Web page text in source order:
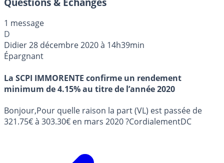
1 message
D
Didier28 décembre 2020 à 14h39min
Épargnant
La SCPI IMMORENTE confirme un rendement
minimum de 4.15% au titre de l’année 2020
Bonjour,Pour quelle raison la part (VL) est passée de
321.75€ à 303.30€ en mars 2020 ?CordialementDC